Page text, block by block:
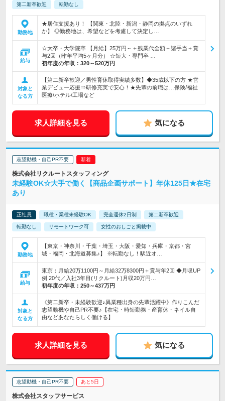
第二新卒歓迎 転勤なし
勤務地
★居住支援あり！ 【関東・北陸・新潟・静岡の拠点のいずれ
か】 ◎勤務地は、希望などを考慮して決定し…
給与
☆大卒・大学院卒 【月給】25万円～＋残業代全額＋諸手当＋賞
与2回（昨年平均5ヶ月分） ☆短大・専門卒 …
初年度の年収： 320～520万円
対象と
なる方
【第二新卒歓迎／男性育休取得実績多数】◆35歳以下の方 ★営
業デビュー応援⇒研修充実で安心！★先輩の前職は…保険/福祉
医療/ホテル/工場など
求人詳細を見る 気になる
志望動機・自己PR不要
株式会社リクルートスタッフィング
未経験OK☆大手で働く【商品企画サポート】年休125日★在宅
あり
正社員 職種・業種未経験OK 完全週休2日制 第二新卒歓迎
転勤なし リモートワーク可 女性のおしごと掲載中
勤務地
【東京・神奈川・千葉・埼玉・大阪・愛知・兵庫・京都・宮
城・福岡・北海道募集♪】 ※転勤なし！駅近オ…
給与
東京：月給20万1100円～月給32万8300円＋賞与年2回 ◆月収UP
例 20代／入社3年目(リクルート)月収20万円…
初年度の年収： 250～437万円
対象と
なる方
《第二新卒・未経験歓迎♪異業種出身の先輩活躍中》作りこんだ
志望動機や自己PR不要♪【在宅・時短勤務・産育休・ネイル自
由などあなたらしく働ける】
求人詳細を見る 気になる
志望動機・自己PR不要 あと5日
株式会社スタッフサービス